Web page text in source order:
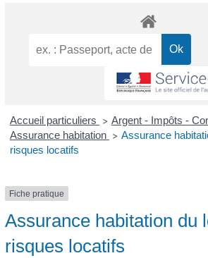
Accueil particuliers > Argent - Impôts -
Assurance habitation > Assurance
risques locatifs
Fiche pratique
Assurance habitation du
risques locatifs